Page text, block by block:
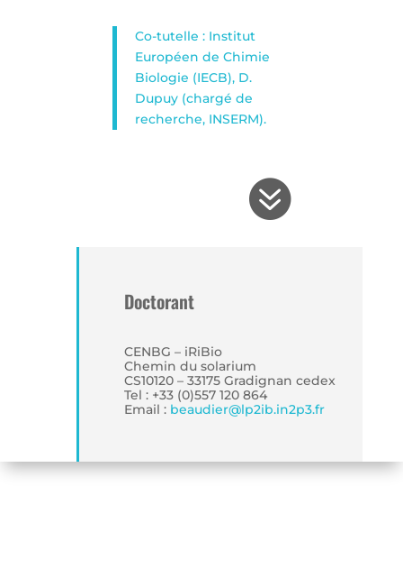
Co-tutelle : Institut
Européen de Chimie
Biologie (IECB), D.
Dupuy (chargé de
recherche, INSERM).

Doctorant
CENBG – iRiBio
Chemin du solarium
CS10120 – 33175 Gradignan cedex
Tel : +33 (0)557 120 864
Email : beaudier@lp2ib.in2p3.fr